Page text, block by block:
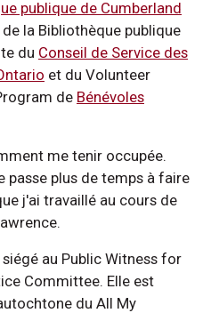
publique de Cumberland
la Bibliothèque publique
du Conseil de Service des
et du Volunteer
de Bénévoles
me tenir occupée.
passe plus de temps à faire
j'ai travaillé au cours de
au Public Witness for
Committee. Elle est
du All My